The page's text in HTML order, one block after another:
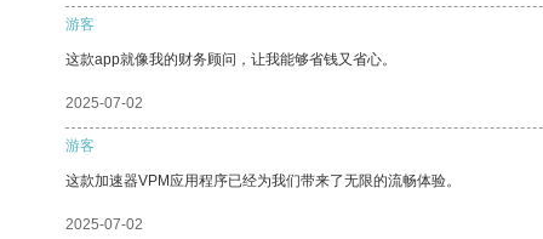
游客
这款app就像我的财务顾问，让我能够省钱又省心。
2025-07-02
游客
这款加速器VPM应用程序已经为我们带来了无限的流畅体验。
2025-07-02